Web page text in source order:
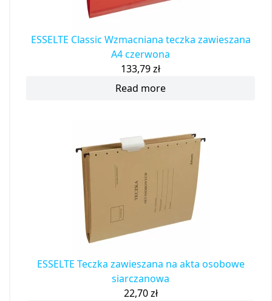
ESSELTE Classic Wzmacniana teczka zawieszana
A4 czerwona
133,79zł
Read more
ESSELTE Teczka zawieszana na akta osobowe
siarczanowa
22,70zł